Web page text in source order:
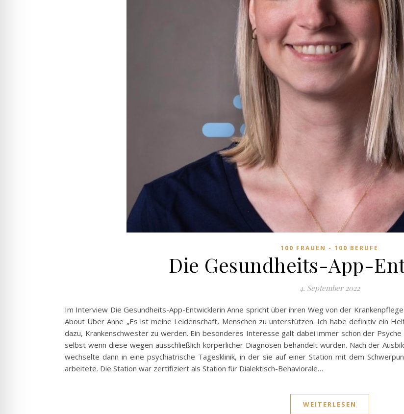
100 FRAUEN - 100 BERUFE
Die Gesundheits-App-
4. September 2022
Im Interview Die Gesundheits-App-Entwicklerin Anne spricht über ihren Weg von der
About Über Anne „Es ist meine Leidenschaft, Menschen zu unterstützen. Ich habe definitiv ein
dazu, Krankenschwester zu werden. Ein besonderes Interesse galt dabei immer schon der
selbst wenn diese wegen ausschließlich körperlicher Diagnosen behandelt wurden. Nach der
wechselte dann in eine psychiatrische Tagesklinik, in der sie auf einer Station mit dem
arbeitete. Die Station war zertifiziert als Station für Dialektisch-Behaviorale…
WEITERLESEN